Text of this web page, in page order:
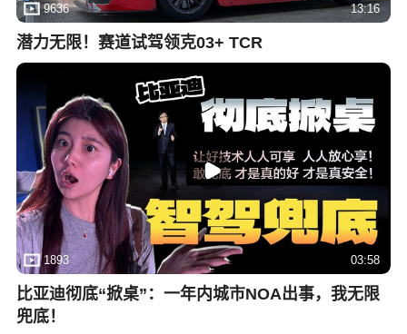
9636 13:16
潜力无限！赛道试驾领克03+ TCR
1893 03:58
比亚迪彻底“掀桌”：一年内城市NOA出事，我无限
兜底！